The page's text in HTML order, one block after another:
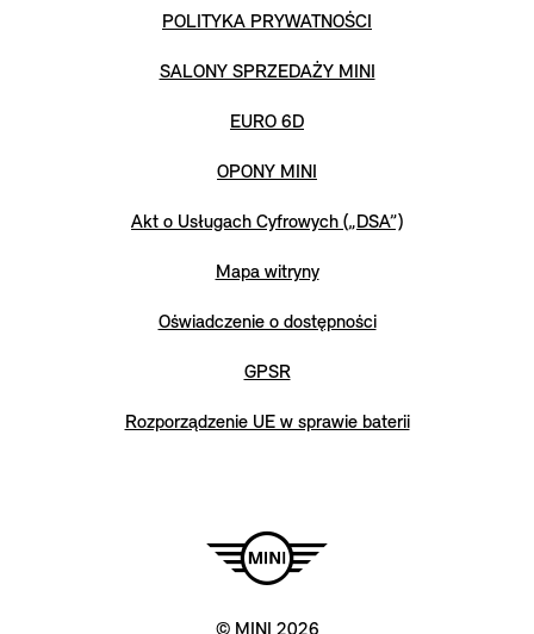
POLITYKA PRYWATNOŚCI
SALONY SPRZEDAŻY MINI
EURO 6D
OPONY MINI
Akt o Usługach Cyfrowych („DSA”)
Mapa witryny
Oświadczenie o dostępności
GPSR
Rozporządzenie UE w sprawie baterii